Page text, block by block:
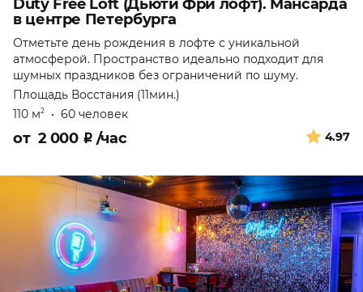
Duty Free Loft (Дьюти Фри лофт). Мансарда
в центре Петербурга
Отметьте день рождения в лофте с уникальной
атмосферой. Пространство идеально подходит для
шумных праздников без ограничений по шуму.
Площадь Восстания (11мин.)
110 м2 • 60 человек
4.97
от 2 000 ₽ /час